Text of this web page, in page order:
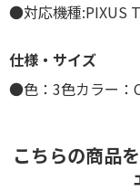
●対応機種:PIXUS
仕様・サイズ
●色：3色カラー：
こちらの商品